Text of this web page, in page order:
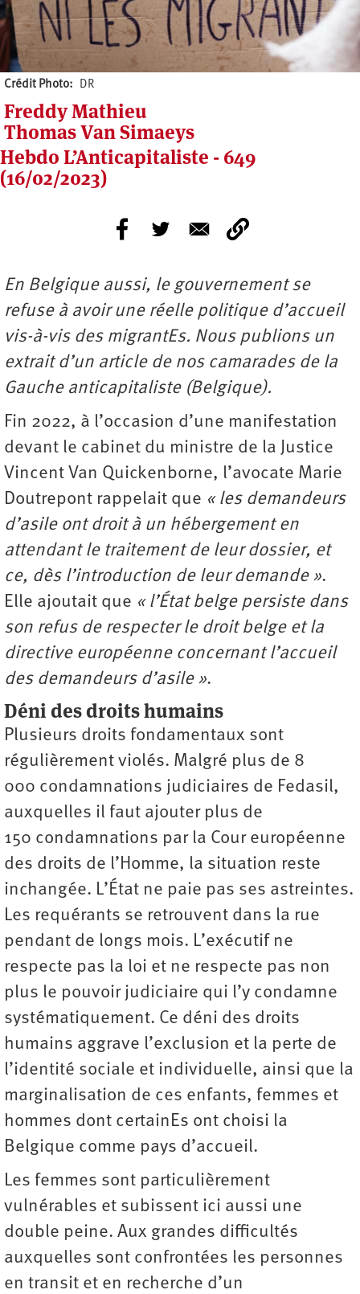
Crédit Photo DR
Freddy Mathieu
Thomas Van Simaeys
Hebdo L’Anticapitaliste - 649
(16/02/2023)
En Belgique aussi, le gouvernement se
refuse à avoir une réelle politique d’accueil
vis-à-vis des migrantEs. Nous publions un
extrait d’un article de nos camarades de la
Gauche anticapitaliste (Belgique).
Fin 2022, à l’occasion d’une manifestation
devant le cabinet du ministre de la Justice
Vincent Van Quickenborne, l’avocate Marie
Doutrepont rappelait que « les demandeurs
d’asile ont droit à un hébergement en
attendant le traitement de leur dossier, et
ce, dès l’introduction de leur demande ».
Elle ajoutait que « l’État belge persiste dans
son refus de respecter le droit belge et la
directive européenne concernant l’accueil
des demandeurs d’asile ».
Déni des droits humains
Plusieurs droits fondamentaux sont
régulièrement violés. Malgré plus de 8
000 condamnations judiciaires de Fedasil,
auxquelles il faut ajouter plus de
150 condamnations par la Cour européenne
des droits de l’Homme, la situation reste
inchangée. L’État ne paie pas ses astreintes.
Les requérants se retrouvent dans la rue
pendant de longs mois. L’exécutif ne
respecte pas la loi et ne respecte pas non
plus le pouvoir judiciaire qui l’y condamne
systématiquement. Ce déni des droits
humains aggrave l’exclusion et la perte de
l’identité sociale et individuelle, ainsi que la
marginalisation de ces enfants, femmes et
hommes dont certainEs ont choisi la
Belgique comme pays d’accueil.
Les femmes sont particulièrement
vulnérables et subissent ici aussi une
double peine. Aux grandes difficultés
auxquelles sont confrontées les personnes
en transit et en recherche d’un